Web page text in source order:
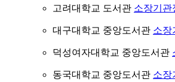
고려대학교 도서관 소장기관
대구대학교 중앙도서관 소장
덕성여자대학교 중앙도서관
동국대학교 중앙도서관 소장